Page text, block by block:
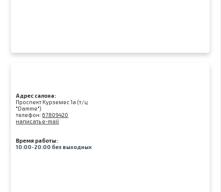
Адрес салона:
Проспект Курземес 1а (т/ц
"Damme")
телефон: 67809420
написать e-mail
Время работы:
10:00-20:00 без выходных